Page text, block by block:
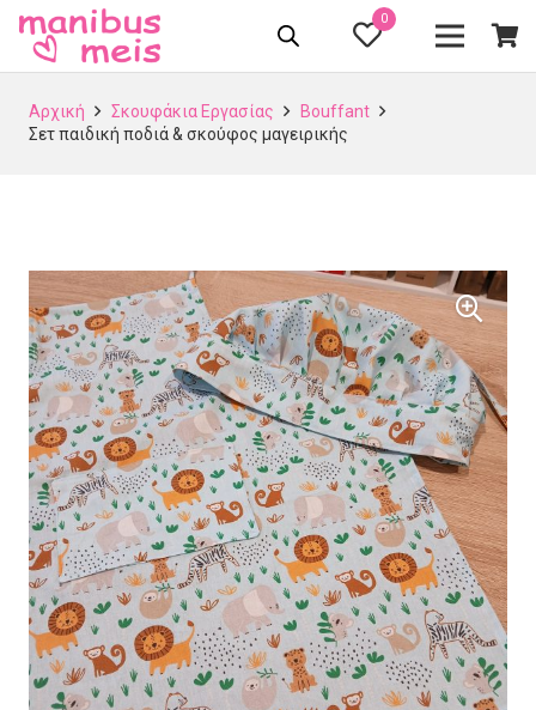
0
Αρχική Σκουφάκια Εργασίας
Bouffant
Σετ παιδική ποδιά & σκούφος μαγειρικής